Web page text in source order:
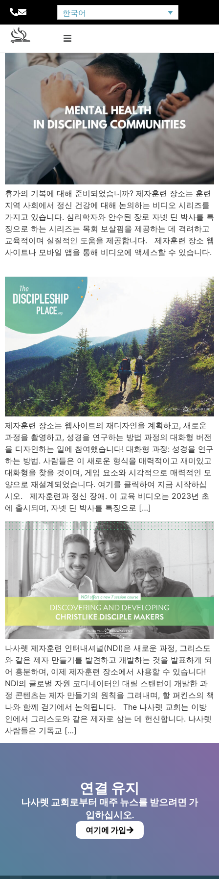
한국어
휴가의 기복에 대해 준비되었습니까? 제자훈련 장소는 훈련
지역 사회에서 정신 건강에 대해 논의하는 비디오 시리즈를
가지고 있습니다. 심리학자와 안수된 장로 자넷 딘 박사를 특
징으로 하는 시리즈는 목회 보살핌을 제공하는 데 격려하고
교육적이며 실질적인 도움을 제공합니다. 제자훈련 장소 웹
사이트나 모바일 앱을 통해 비디오에 액세스할 수 있습니다.
제자훈련 장소는 웹사이트의 재디자인을 계획하고, 새로운
과정을 촬영하고, 성경을 연구하는 방법 과정의 대화형 버전
을 디자인하는 일에 참여했습니다! 대화형 과정: 성경을 연구
하는 방법. 사람들은 이 새로운 형식을 매력적이고 재미있고
대화형을 찾을 것이며, 게임 요소와 시각적으로 매력적인 모
양으로 재설계되었습니다. 여기를 클릭하여 지금 시작하십
시오. 제자훈련과 정신 장애. 이 교육 비디오는 2023년 초
에 출시되며, 자넷 딘 박사를 특징으로 […]
나사렛 제자훈련 인터내셔널(NDI)은 새로운 과정, 그리스도
와 같은 제자 만들기를 발견하고 개발하는 것을 발표하게 되
어 흥분하며, 이제 제자훈련 장소에서 사용할 수 있습니다!
NDI의 글로벌 자원 코디네이터인 대릴 스탠턴이 개발한 과
정 콘텐츠는 제자 만들기의 원칙을 그려내며, 할 퍼킨스의 책
나와 함께 걷기에서 논의됩니다. The 나사렛 교회는 이방
인에서 그리스도와 같은 제자로 삼는 데 헌신합니다. 나사렛
사람들은 기독교 […]
연결 유지
나사렛 교회로부터 매주 뉴스를 받으려면 가
입하십시오.
여기에 가입